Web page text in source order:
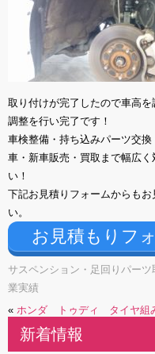
取り付けが完了したので車高
調整を行い完了です！
車検整備・持ち込みパーツ交
車・新車販売・買取まで幅広
い！
下記お見積りフォームからも
い。
お見積もりフ
サスペンション・足回りパーツ
業実績
« ホンダ トゥディ タイヤ組
新着情報